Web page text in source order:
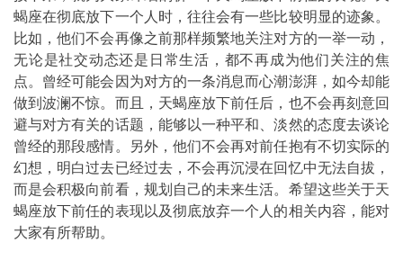
蝎座在彻底放下一个人时，往往会有一些比较明显的迹象。
比如，他们不会再像之前那样频繁地关注对方的一举一动，
无论是社交动态还是日常生活，都不再成为他们关注的焦
点。曾经可能会因为对方的一条消息而心潮澎湃，如今却能
做到波澜不惊。而且，天蝎座放下前任后，也不会再刻意回
避与对方有关的话题，能够以一种平和、淡然的态度去谈论
曾经的那段感情。另外，他们不会再对前任抱有不切实际的
幻想，明白过去已经过去，不会再沉浸在回忆中无法自拔，
而是会积极向前看，规划自己的未来生活。希望这些关于天
蝎座放下前任的表现以及彻底放弃一个人的相关内容，能对
大家有所帮助。